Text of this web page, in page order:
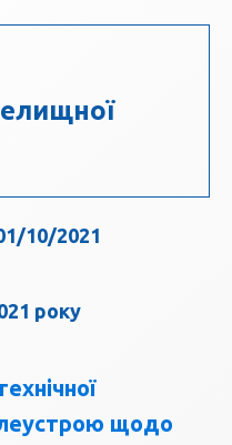
10/2021
року
щодо